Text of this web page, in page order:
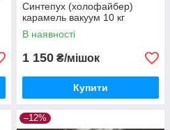
Синтепух (холофайбер)
карамель вакуум 10 кг
В наявності
1 150 ₴/мішок
Купити
–12%